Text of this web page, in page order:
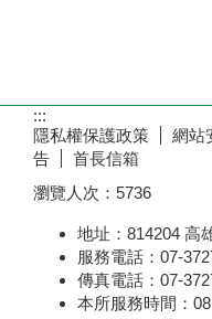
:::
隱私權保護政策
網站
告
首長信箱
瀏覽人次： 5736
地址：814204 高
服務電話：07-
傳真電話：07-
本所服務時間：